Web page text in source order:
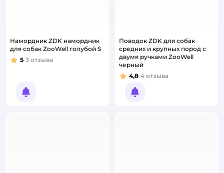
Намордник ZDK намордник
для собак ZooWell голубой S
Рейтинг:
5 3 отзыва
Уведомить о появлении
Поводок ZDK для собак
средних и крупных пород с
двумя ручками ZooWell
черный
Рейтинг:
4,8 4 отзыва
Уведомить о появлении